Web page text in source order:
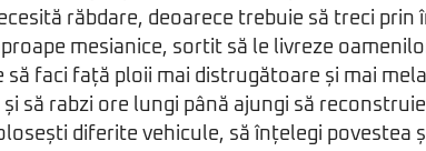
răbdare, deoarece trebuie să treci prin
mesianice, sortit să le livreze
să faci față ploii mai distrugătoare și mai
și să rabzi ore lungi până ajungi să
diferite vehicule, să înțelegi povestea